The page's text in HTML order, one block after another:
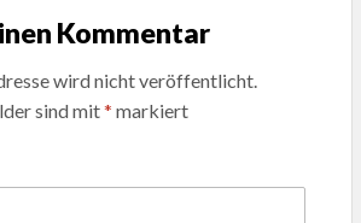
Kommentar
wird nicht veröffentlicht.
sind mit* markiert